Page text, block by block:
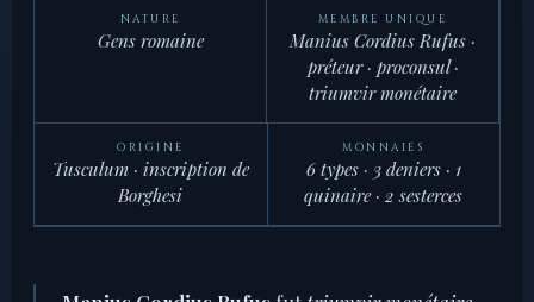
NATURE
Gens romaine
MEMBRE UNIQUE
Manius Cordius Rufus ·
préteur · proconsul ·
triumvir monétaire
ORIGINE
Tusculum · inscription de
Borghesi
MONNAIES
6 types · 3 deniers · 1
quinaire · 2 sesterces